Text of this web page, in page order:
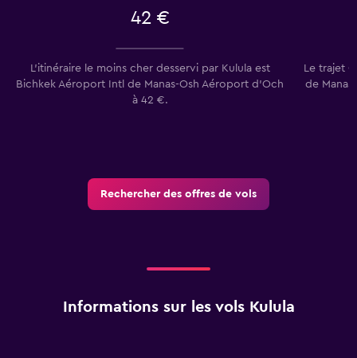
42 €
L’itinéraire le moins cher desservi par Kulula est
Bichkek Aéroport Intl de Manas-Osh Aéroport d'Och
à 42 €.
Le trajet
de
Rechercher des offres de vols
Informations sur les vols Kulula